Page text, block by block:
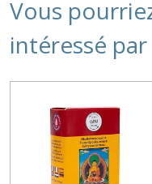
Vous
intéressé par